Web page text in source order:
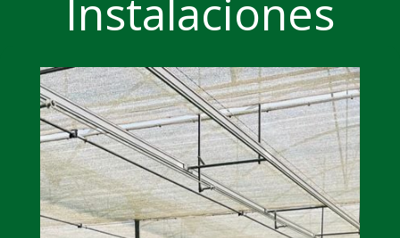
Instalaciones